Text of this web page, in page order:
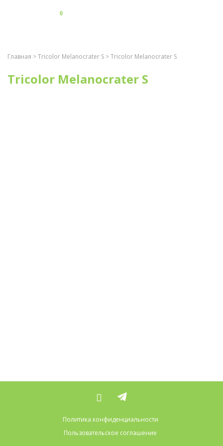
0
Главная >Tricolor Melanocrater S > Tricolor Melanocrater S
Tricolor Melanocrater S
Политика конфиденциальности
Пользовательское соглашение